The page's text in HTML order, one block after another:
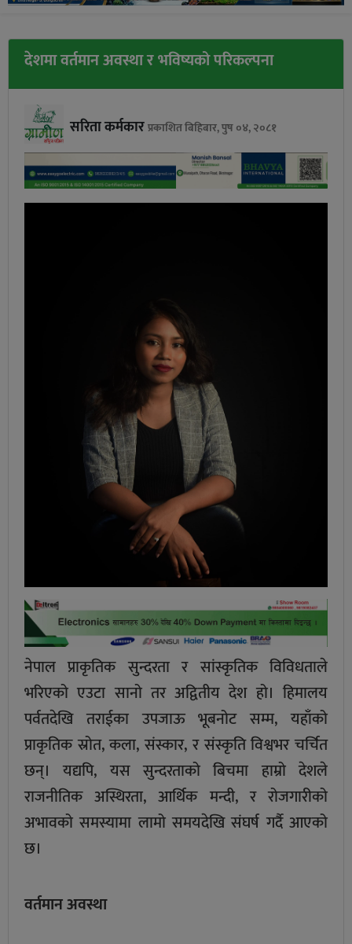
देशमा वर्तमान अवस्था र भविष्यको परिकल्पना
सरिता कर्मकारप्रकाशित बिहिबार, पुष ०४, २०८१
नेपाल प्राकृतिक सुन्दरता र सांस्कृतिक विविधताले
भरिएको एउटा सानो तर अद्वितीय देश हो। हिमालय
पर्वतदेखि तराईका उपजाऊ भूबनोट सम्म, यहाँको
प्राकृतिक स्रोत, कला, संस्कार, र संस्कृति विश्वभर चर्चित
छन्। यद्यपि, यस सुन्दरताको बिचमा हाम्रो देशले
राजनीतिक अस्थिरता, आर्थिक मन्दी, र रोजगारीको
अभावको समस्यामा लामो समयदेखि संघर्ष गर्दै आएको
छ।
वर्तमान अवस्था